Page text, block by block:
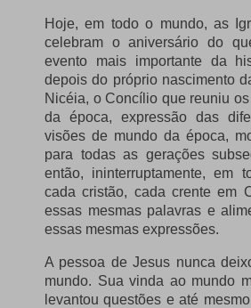
Hoje, em todo o mundo, as
celebram o aniversário do
evento mais importante da
depois do próprio nascimento
Nicéia, o Concílio que reuniu
da época, expressão das
visões de mundo da época,
para todas as gerações
então, ininterruptamente, em
cada cristão, cada crente em
essas mesmas palavras e
essas mesmas expressões.
A pessoa de Jesus nunca
mundo. Sua vinda ao mundo
levantou questões e até